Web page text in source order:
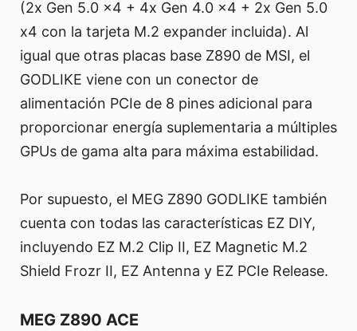
(2x Gen 5.0 x4 + 4x Gen 4.0 x4 + 2x Gen 5.0
x4 con la tarjeta M.2 expander incluida). Al
igual que otras placas base Z890 de MSI, el
GODLIKE viene con un conector de
alimentación PCIe de 8 pines adicional para
proporcionar energía suplementaria a múltiples
GPUs de gama alta para máxima estabilidad.
Por supuesto, el MEG Z890 GODLIKE también
cuenta con todas las características EZ DIY,
incluyendo EZ M.2 Clip II, EZ Magnetic M.2
Shield Frozr II, EZ Antenna y EZ PCIe Release.
MEG Z890 ACE